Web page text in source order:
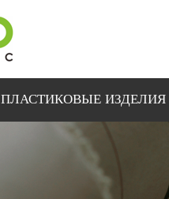
ПЛАСТИКОВЫЕ ИЗДЕЛИЯ